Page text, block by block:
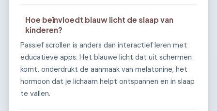
Hoe beïnvloedt blauw licht de slaap van
kinderen?
Passief scrollen is anders dan interactief leren met
educatieve apps. Het blauwe licht dat uit schermen
komt, onderdrukt de aanmaak van melatonine, het
hormoon dat je lichaam helpt ontspannen en in slaap
te vallen.